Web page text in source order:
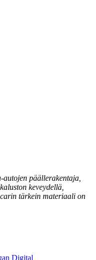
päällerakentaja,
keveydellä,
tärkein materiaali on
Digital